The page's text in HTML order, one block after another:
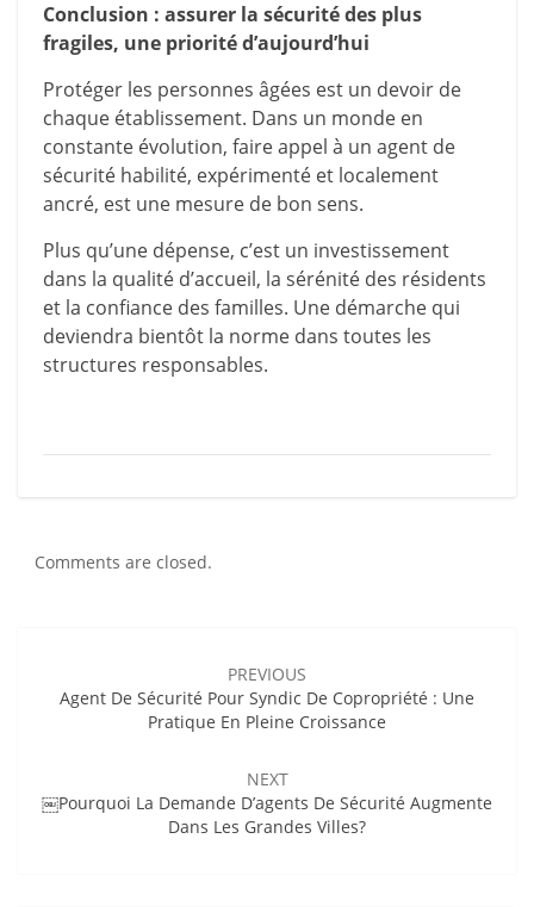
Conclusion : assurer la sécurité des plus
fragiles, une priorité d’aujourd’hui
Protéger les personnes âgées est un devoir de
chaque établissement. Dans un monde en
constante évolution, faire appel à un agent de
sécurité habilité, expérimenté et localement
ancré, est une mesure de bon sens.
Plus qu’une dépense, c’est un investissement
dans la qualité d’accueil, la sérénité des résidents
et la confiance des familles. Une démarche qui
deviendra bientôt la norme dans toutes les
structures responsables.
Comments are closed.
PREVIOUS
Agent De Sécurité Pour Syndic De Copropriété : Une
Pratique En Pleine Croissance
NEXT
￼Pourquoi La Demande D’agents De Sécurité Augmente
Dans Les Grandes Villes?